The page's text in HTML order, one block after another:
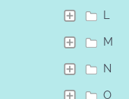
L
M
N
O